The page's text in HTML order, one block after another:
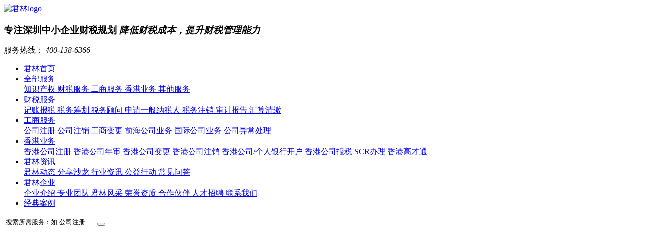
专注深圳中小企业财税规划 降低财税成本，提升财税管理能力
服务热线： 400-138-6366
君林首页
全部服务
知识产权 财税服务 工商服务 香港业务 其他服务
财税服务
记账报税 税务筹划 税务顾问 申请一般纳税人 税务注销 审计报告 汇算清缴
工商服务
公司注册 公司注销 工商变更 前海公司业务 国际公司业务 公司异常处理
香港业务
香港公司注册 香港公司年审 香港公司变更 香港公司注销 香港公司/个人银行开户 香港公司报税 SCR办理 香港高才通
君林资讯
君林动态 分享沙龙 行业资讯 公益行动 常见问答
君林企业
企业介绍 专业团队 君林风采 荣誉资质 合作伙伴 人才招聘 联系我们
经典案例